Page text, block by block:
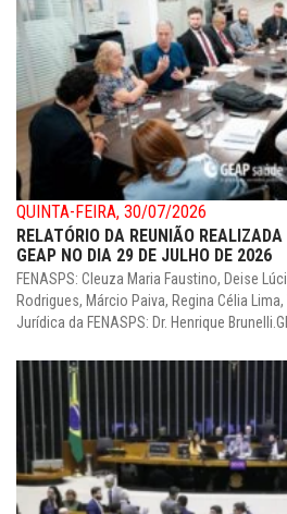
QUINTA-FEIRA, 30/07/2026
RELATÓRIO DA REUNIÃO
GEAP NO DIA 29 DE JULHO DE 2026
FENASPS: Cleuza Maria Faustino, Deise
Rodrigues, Márcio Paiva, Regina Célia
Jurídica da FENASPS: Dr. Henrique